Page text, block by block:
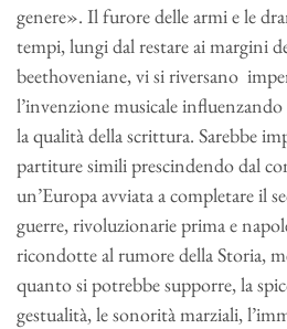
genere». Il furore delle armi e le
tempi, lungi dal restare ai margini
beethoveniane, vi si riversano
l’invenzione musicale
la qualità della scrittura. Sarebbe
partiture simili prescindendo dal
un’Europa avviata a completare il
guerre, rivoluzionarie prima e
ricondotte al rumore della Storia,
quanto si potrebbe supporre, la
gestualità, le sonorità marziali,